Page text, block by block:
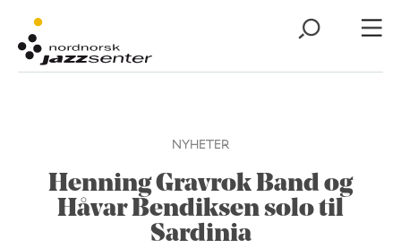
NYHETER
Henning Gravrok Band og
Håvar Bendiksen solo til
Sardinia